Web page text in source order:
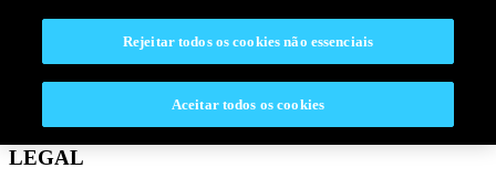
CONECTAR
Perguntas Frequentes
LEGAL
Rejeitar todos os cookies não essenciais
Aceitar todos os cookies